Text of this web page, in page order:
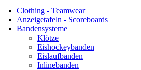
Clothing - Teamwear
Anzeigetafeln - Scoreboards
Bandensysteme
Klötze
Eishockeybanden
Eislaufbanden
Inlinebanden